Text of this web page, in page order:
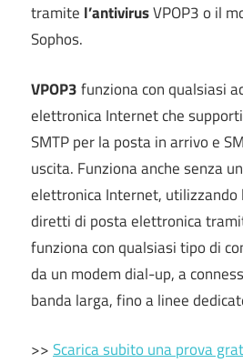
tramite l’antivirusVPOP3 o il
Sophos.
VPOP3funziona con qualsiasi
elettronica Internet che
SMTP per la posta in arrivo e
uscita. Funziona anche senza
elettronica Internet, utilizzando
diretti di posta elettronica
funziona con qualsiasi tipo di
da un modem dial-up, a
banda larga, fino a linee
>>Scarica subito una prova